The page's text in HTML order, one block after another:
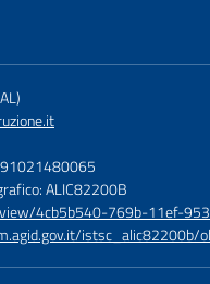
91021480065
ALIC82200B
4cb5b540-769b-11ef-